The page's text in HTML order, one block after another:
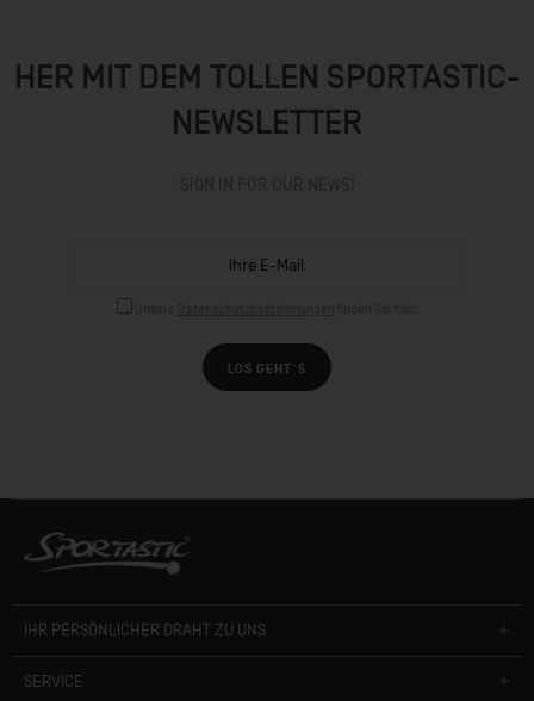
HER MIT DEM TOLLEN SPORTASTIC-
NEWSLETTER
LOS GEHT´S
IHR PERSÖNLICHER DRAHT ZU UNS
SERVICE